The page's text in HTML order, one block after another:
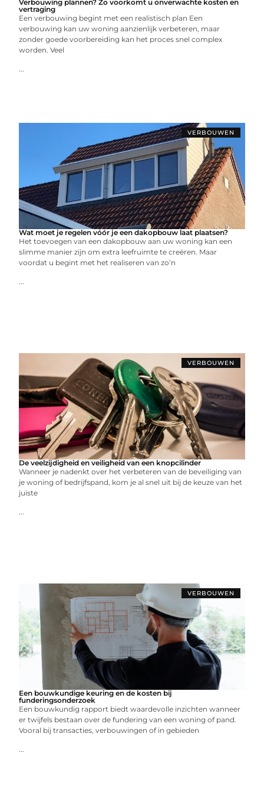
Verbouwing plannen? Zo voorkomt u onverwachte kosten en
vertraging
Een verbouwing begint met een realistisch plan Een
verbouwing kan uw woning aanzienlijk verbeteren, maar
zonder goede voorbereiding kan het proces snel complex
worden. Veel
...
VERBOUWEN
Wat moet je regelen vóór je een dakopbouw laat plaatsen?
Het toevoegen van een dakopbouw aan uw woning kan een
slimme manier zijn om extra leefruimte te creëren. Maar
voordat u begint met het realiseren van zo’n
...
VERBOUWEN
De veelzijdigheid en veiligheid van een knopcilinder
Wanneer je nadenkt over het verbeteren van de beveiliging van
je woning of bedrijfspand, kom je al snel uit bij de keuze van het
juiste
...
VERBOUWEN
Een bouwkundige keuring en de kosten bij
funderingsonderzoek
Een bouwkundig rapport biedt waardevolle inzichten wanneer
er twijfels bestaan over de fundering van een woning of pand.
Vooral bij transacties, verbouwingen of in gebieden
...